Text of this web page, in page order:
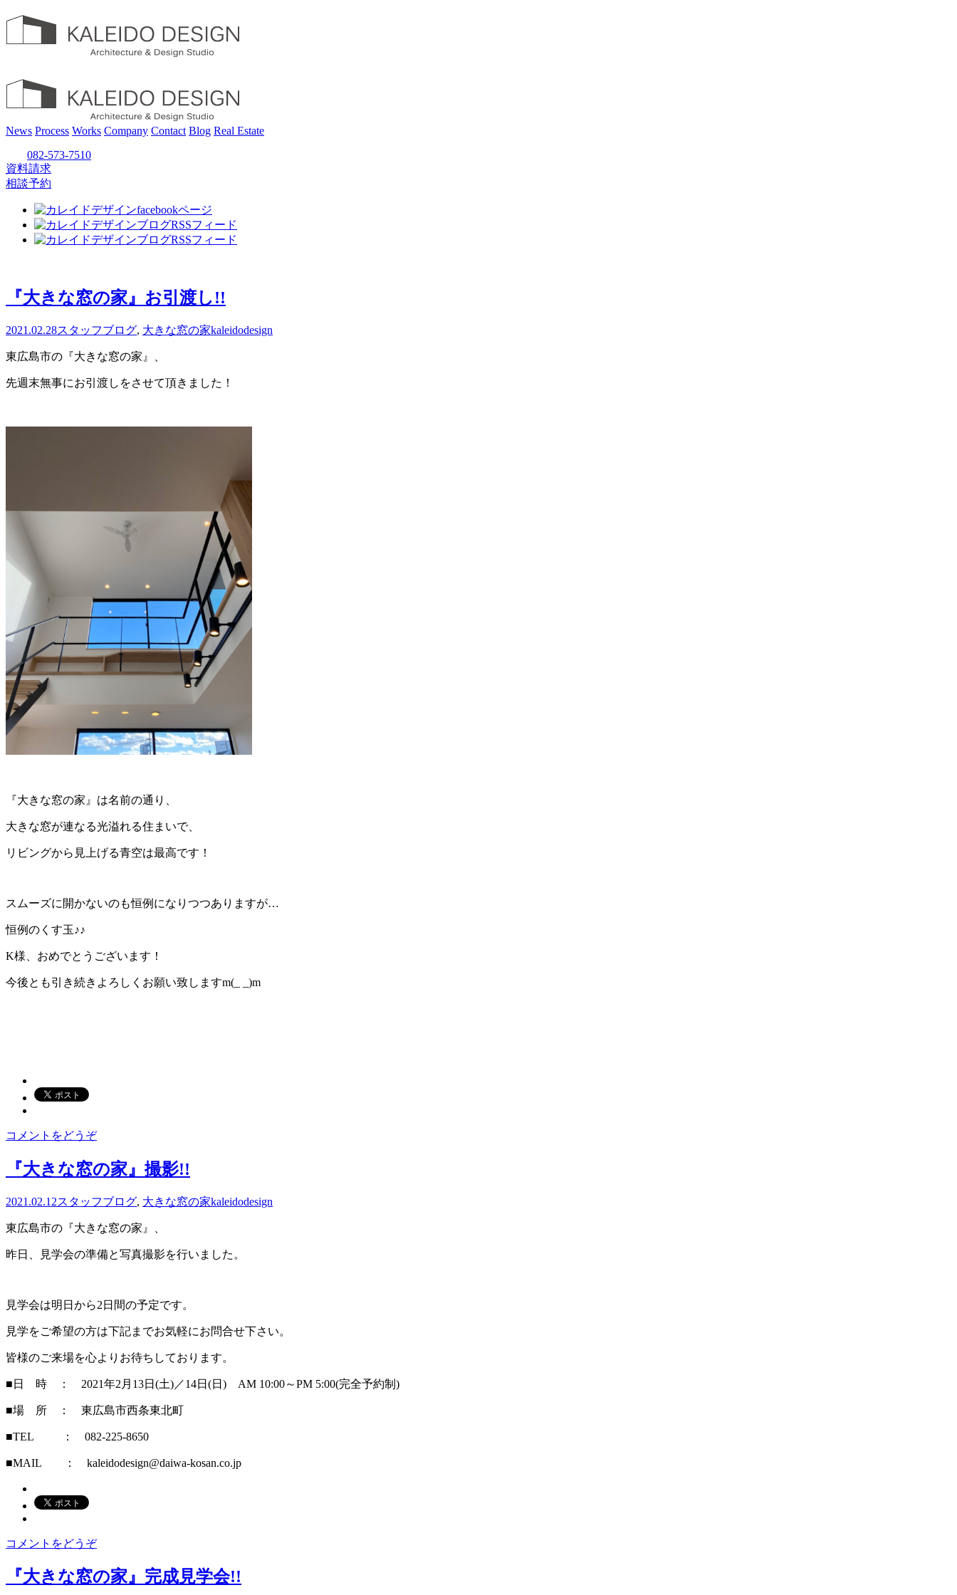
News Process Works Company Contact Blog Real Estate
082-573-7510
資料請求
相談予約
『大きな窓の家』お引渡し!!
2021.02.28スタッフブログ, 大きな窓の家kaleidodesign
東広島市の『大きな窓の家』、
先週末無事にお引渡しをさせて頂きました！
『大きな窓の家』は名前の通り、
大きな窓が連なる光溢れる住まいで、
リビングから見上げる青空は最高です！
スムーズに開かないのも恒例になりつつありますが…
恒例のくす玉♪♪
K様、おめでとうございます！
今後とも引き続きよろしくお願い致しますm(_ _)m
コメントをどうぞ
『大きな窓の家』撮影!!
2021.02.12スタッフブログ, 大きな窓の家kaleidodesign
東広島市の『大きな窓の家』、
昨日、見学会の準備と写真撮影を行いました。
見学会は明日から2日間の予定です。
見学をご希望の方は下記までお気軽にお問合せ下さい。
皆様のご来場を心よりお待ちしております。
■日 時 ： 2021年2月13日(土)／14日(日) AM 10:00～PM 5:00(完全予約制)
■場 所 ： 東広島市西条東北町
■TEL ： 082-225-8650
■MAIL ： kaleidodesign@daiwa-kosan.co.jp
コメントをどうぞ
『大きな窓の家』完成見学会!!